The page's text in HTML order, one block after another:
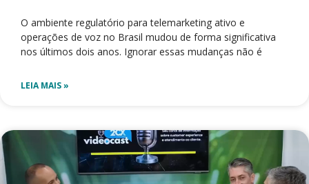
O ambiente regulatório para telemarketing ativo e
operações de voz no Brasil mudou de forma significativa
nos últimos dois anos. Ignorar essas mudanças não é
LEIA MAIS »